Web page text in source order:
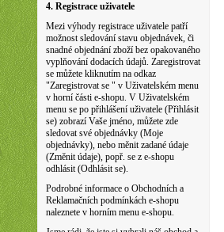
4. Registrace uživatele
Mezi výhody registrace uživatele patří
možnost sledování stavu objednávek, či
snadné objednání zboží bez opakovaného
vyplňování dodacích údajů. Zaregistrovat
se můžete kliknutím na odkaz
"Zaregistrovat se " v Uživatelském menu
v horní části e-shopu. V Uživatelském
menu se po přihlášení uživatele (Přihlásit
se) zobrazí Vaše jméno, můžete zde
sledovat své objednávky (Moje
objednávky), nebo měnit zadané údaje
(Změnit údaje), popř. se z e-shopu
odhlásit (Odhlásit se).
Podrobné informace o Obchodních a
Reklamačních podmínkách e-shopu
naleznete v horním menu e-shopu.